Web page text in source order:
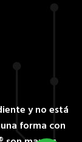
y no está
forma con